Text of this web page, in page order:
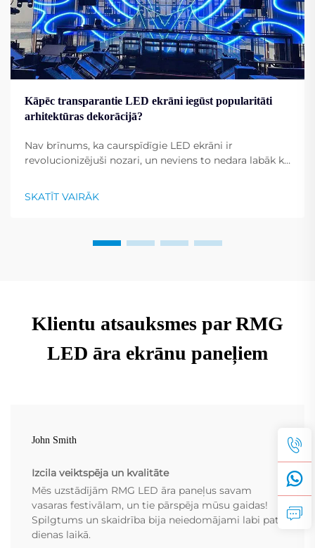
Kāpēc transparantie LED ekrāni iegūst popularitāti
arhitektūras dekorācijā?
Nav brīnums, ka caurspīdīgie LED ekrāni ir
revolucionizējuši nozari, un neviens to nedara labāk kā
ekrāniem ir unikāla spēja pārvērst ēkas par
dinamiskiem displejiem. To universālība...
SKATĪT VAIRĀK
Klientu atsauksmes par RMG
LED āra ekrānu paneļiem
John Smith
Izcila veiktspēja un kvalitāte
Mēs uzstādījām RMG LED āra paneļus savam
vasaras festivālam, un tie pārspēja mūsu gaidas!
Spilgtums un skaidrība bija neiedomājami labi pat
dienas laikā.